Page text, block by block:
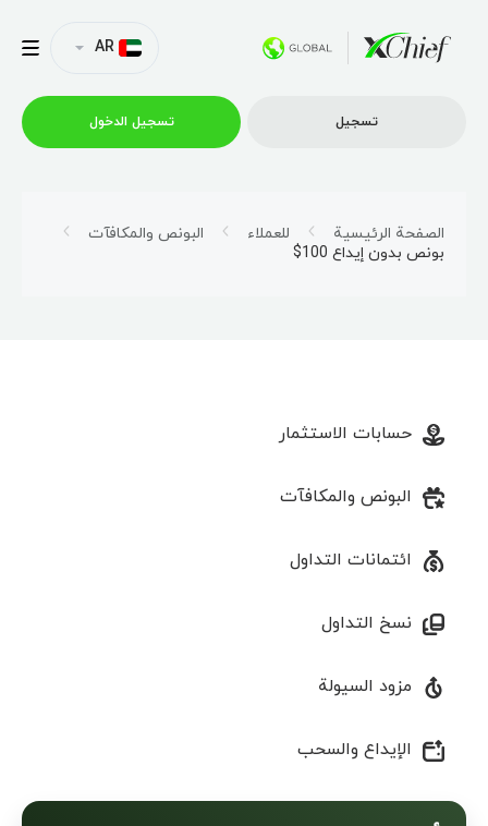
الشراكة
AR
تسجیل تسجیل الدخول
الصفحة الرئيسية للعملاء
البونص والمكافآت
بونص بدون إيداع 100$
حسابات الاستثمار
البونص والمكافآت
ائتمانات التداول
نسخ التداول
مزود السيولة
الإیداع والسحب